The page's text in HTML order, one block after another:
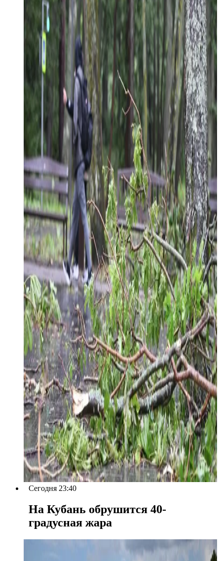
Сегодня 23:40
На Кубань обрушится 40-
градусная жара